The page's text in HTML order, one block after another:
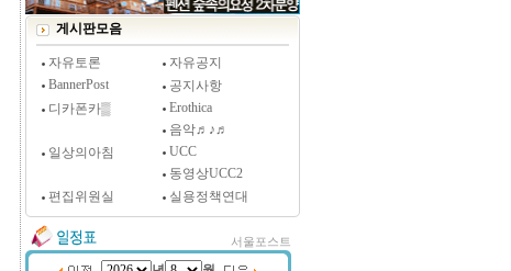
"골초에게 전자담배를 허하라"
게시판모음
자유토론
자유공지
BannerPost
공지사항
디카폰카▒
Erothica
음악♬♪♬
일상의아침
UCC
동영상UCC2
편집위원실
실용정책연대
서울포스트